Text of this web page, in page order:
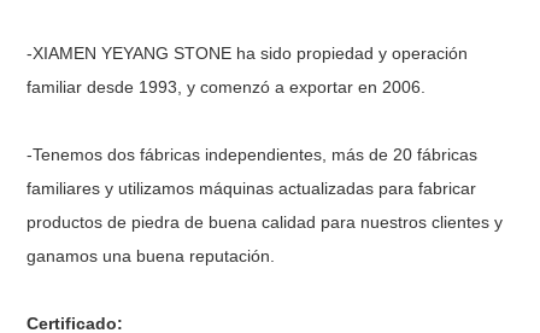
-XIAMEN YEYANG STONE ha sido propiedad y operación
familiar desde 1993, y comenzó a exportar en 2006.
-Tenemos dos fábricas independientes, más de 20 fábricas
familiares y utilizamos máquinas actualizadas para fabricar
productos de piedra de buena calidad para nuestros clientes y
ganamos una buena reputación.
Certificado: